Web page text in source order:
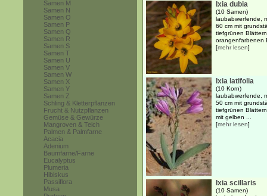
Samen M
Samen N
Samen O
Samen P
Samen Q
Samen R
Samen S
Samen T
Samen U
Samen V
Samen W
Samen X
Samen Y
Samen Z
Schling & Kletterpflanzen
Frucht & Nutzpflanzen
Gemüse & Gewürze
Mangroven & Teich
Palmen & Palmfarne
Acacia
Adenium
Baumfarne/Farne
Eucalyptus
Plumeria
Hibiskus
Passiflora
Musa
Ixia dubia
(10 Samen)
laubabwerfende,
60 cm mit
tiefgrünen
orangenfarbenen
[mehr lesen]
Ixia latifolia
(10 Korn)
laubabwerfende,
50 cm mit
tiefgrünen
mit gelben ...
[mehr lesen]
Ixia scillaris
(10 Samen)